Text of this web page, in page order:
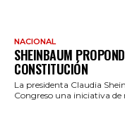
NACIONAL
SHEINBAUM
CONSTITUCIÓN
La presidenta Claudia
Congreso una iniciativa de